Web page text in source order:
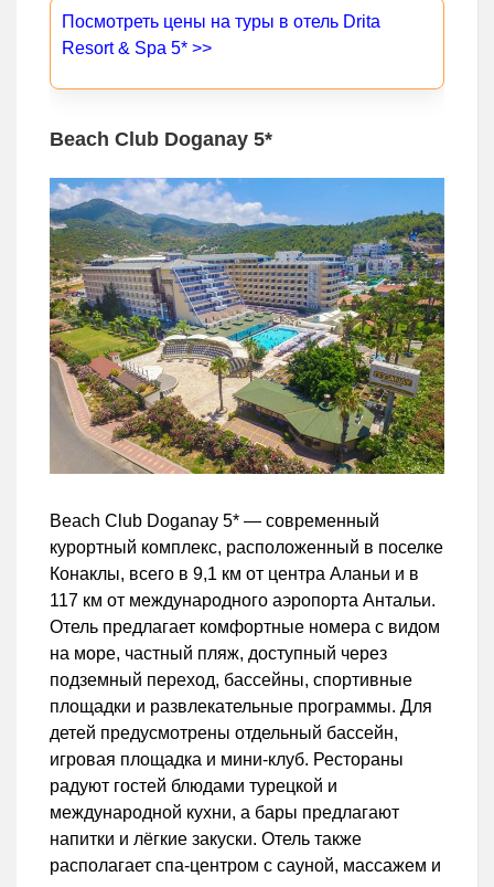
Посмотреть цены на туры в отель Drita
Resort & Spa 5* >>
Beach Club Doganay 5*
Beach Club Doganay 5* — современный
курортный комплекс, расположенный в поселке
Конаклы, всего в 9,1 км от центра Аланьи и в
117 км от международного аэропорта Антальи.
Отель предлагает комфортные номера с видом
на море, частный пляж, доступный через
подземный переход, бассейны, спортивные
площадки и развлекательные программы. Для
детей предусмотрены отдельный бассейн,
игровая площадка и мини-клуб. Рестораны
радуют гостей блюдами турецкой и
международной кухни, а бары предлагают
напитки и лёгкие закуски. Отель также
располагает спа-центром с сауной, массажем и